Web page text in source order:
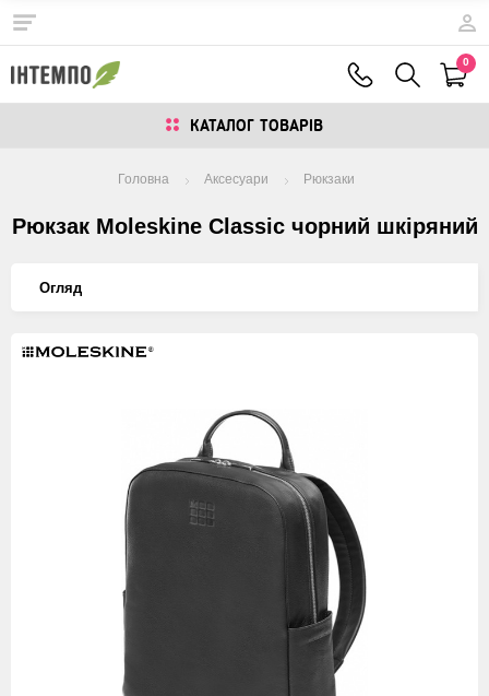
0
КАТАЛОГ ТОВАРIВ
Головна Аксесуари Рюкзаки
Рюкзак Moleskine Classic чорний шкіряний
Огляд
Изображения